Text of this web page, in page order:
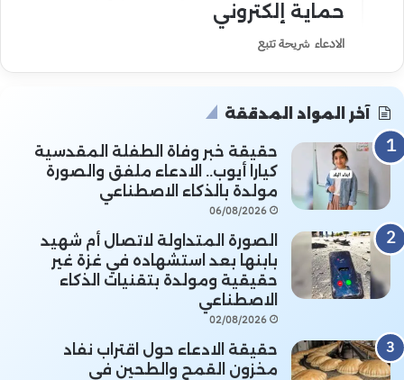
حماية إلكتروني
الادعاء شريحة تتبع
آخر المواد المدققة
حقيقة خبر وفاة الطفلة المقدسية
كيارا أيوب.. الادعاء ملفق والصورة
مولدة بالذكاء الاصطناعي
06/08/2026
الصورة المتداولة لاتصال أم شهيد
بابنها بعد استشهاده في غزة غير
حقيقية ومولدة بتقنيات الذكاء
الاصطناعي
02/08/2026
حقيقة الادعاء حول اقتراب نفاد
مخزون القمح والطحين في